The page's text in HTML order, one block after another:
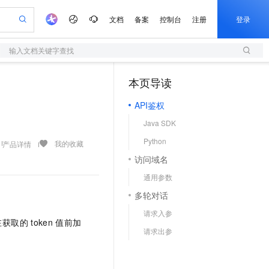
文档 备案 控制台 注册 登录
输入文档关键字查找
产品详情 我的收藏
取的 token 值前加
本页导读
API鉴权
Java SDK
Python
访问域名
通用参数
多轮对话
请求入参
请求出参
1.1-I2V
语音识别与合成
全托管，含MySQL、PostgreSQL、SQL Server、MariaDB多引擎
轻量应用服务器
数字证书管理服务（原SSL证书）
实现全站HTTPS，呈现可信的WEB访问
短信服务
大数据开发治理平台 DataWorks
V4-Pro
以可视化方式快速构建移动和 PC 门户网站
一句话生成原生可编辑精美 PPT 文稿
输入一句话想法, 轻松生成专业的 PPT
一键部署幻兽帕鲁游戏服务器
一键购买专属联机服务器，轻松开启游戏
漫剧工坊：一站式动画创作平台
快速生产连贯的高质量长漫剧
10 分钟搭建微信、支付宝小程序
高效部署网站，快速应用到小程序
创作，一键激活电商全链路生产力
无忧落地极速上线
AI 活动
AI 生产力先锋
先锋实践拓展 AI 生产力的边界
飞天发布时刻
所见，即是所愿
AI 实训营
从基础到进阶，Agent 创客手把手教你
创新加速
阿里云 OPC 创新助力计划
Token 补贴，五大权
益加速 OPC 成功
专业服务
公司注册
代维服务
计划 服务伙伴合作计划
Al MaaS 服务伙伴赋能合作
伙伴信用分合作计划
合作伙伴培训与认证
查询合作伙伴
登录合作伙伴管理后台
开发者社区
镜像站
我要反馈
加入我们